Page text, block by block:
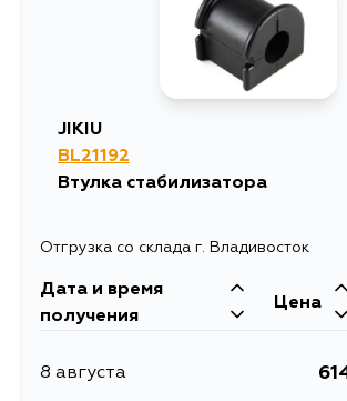
JIKIU
BL21192
Втулка стабилизатора
Отгрузка со склада г. Владивосток
Дата и время
получения
Цена
8 августа